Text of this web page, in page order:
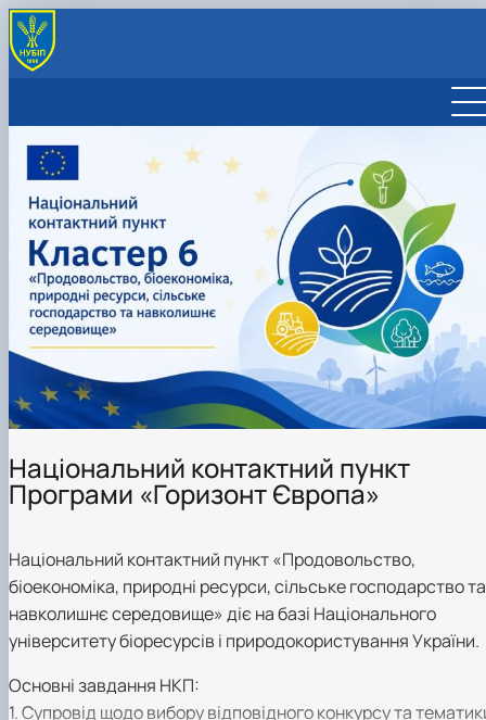
ПЕРЕЛІК НКП
РОБОЧА ПРОГРАМА
ПАРТНЕРСТВА
Національний контактний пункт
Програми «Горизонт Європа»
Національний контактний пункт «Продовольство,
біоекономіка, природні ресурси, сільське господарство та
навколишнє середовище» діє на базі Національного
університету біоресурсів і природокористування України.
Основні завдання НКП:
1. Супровід щодо вибору відповідного конкурсу та